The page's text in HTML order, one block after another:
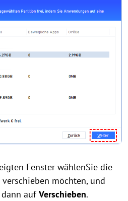
Fenster wählenSie die
möchten, und
aufVerschieben.